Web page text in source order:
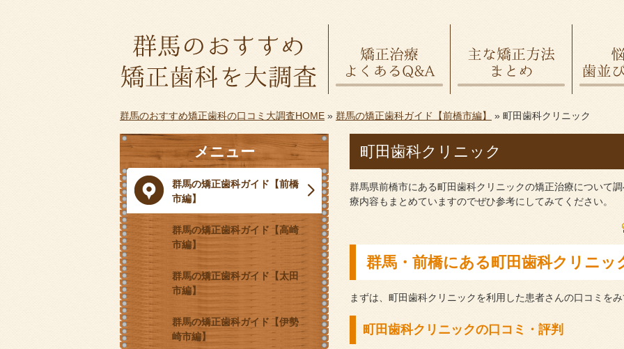
群馬のおすすめ矯正歯科の口コミ大調査HOME » 群馬の矯正歯科ガイド【前橋市編】 » 町田歯科クリニック
町田歯科クリニック
群馬県前橋市にある町田歯科クリニックの矯正治療について
療内容もまとめていますのでぜひ参考にしてみてください。
群馬・前橋にある町田歯科クリニッ
まずは、町田歯科クリニックを利用した患者さんの口コミを
町田歯科クリニックの口コミ・評判
メニュー
群馬の矯正歯科ガイド【前橋
市編】
群馬の矯正歯科ガイド【高崎
市編】
群馬の矯正歯科ガイド【太田
市編】
群馬の矯正歯科ガイド【伊勢
崎市編】